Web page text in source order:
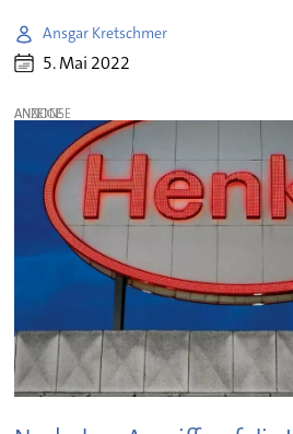
Ansgar Kretschmer
5. Mai 2022
ANZEIGE